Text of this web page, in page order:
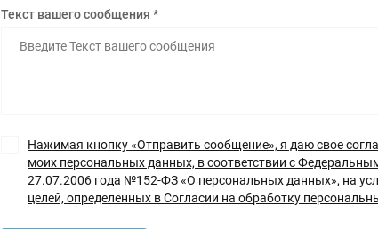
Текст вашего сообщения *
Нажимая кнопку «Отправить сообщение», я даю свое
моих персональных данных, в соответствии с
27.07.2006 года №152-ФЗ «О персональных данных», на
целей, определенных в Согласии на обработку